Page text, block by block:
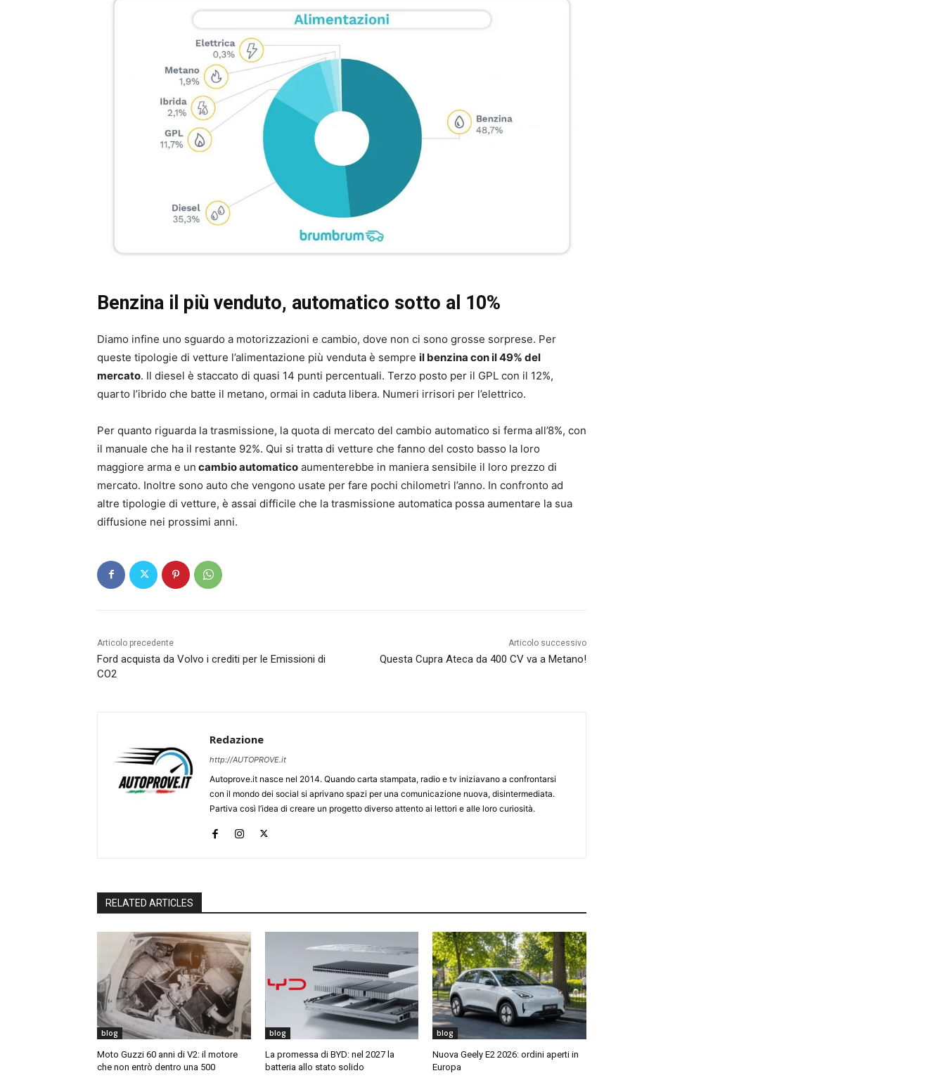
Benzina il più venduto, automatico sotto al 10%
Diamo infine uno sguardo a motorizzazioni e cambio, dove non ci sono grosse sorprese. Per
queste tipologie di vetture l’alimentazione più venduta è sempre il benzina con il 49% del
mercato. Il diesel è staccato di quasi 14 punti percentuali. Terzo posto per il GPL con il 12%,
quarto l’ibrido che batte il metano, ormai in caduta libera. Numeri irrisori per l’elettrico.
Per quanto riguarda la trasmissione, la quota di mercato del cambio automatico si ferma all’8%, con
il manuale che ha il restante 92%. Qui si tratta di vetture che fanno del costo basso la loro
maggiore arma e un cambio automatico aumenterebbe in maniera sensibile il loro prezzo di
mercato. Inoltre sono auto che vengono usate per fare pochi chilometri l’anno. In confronto ad
altre tipologie di vetture, è assai difficile che la trasmissione automatica possa aumentare la sua
diffusione nei prossimi anni.
Articolo precedente
Ford acquista da Volvo i crediti per le Emissioni di
CO2
Articolo successivo
Questa Cupra Ateca da 400 CV va a Metano!
Redazione
http://AUTOPROVE.it
Autoprove.it nasce nel 2014. Quando carta stampata, radio e tv iniziavano a confrontarsi
con il mondo dei social si aprivano spazi per una comunicazione nuova, disintermediata.
Partiva così l’idea di creare un progetto diverso attento ai lettori e alle loro curiosità.
RELATED ARTICLES
blog
Moto Guzzi 60 anni di V2: il motore
che non entrò dentro una 500
blog
La promessa di BYD: nel 2027 la
batteria allo stato solido
blog
Nuova Geely E2 2026: ordini aperti in
Europa